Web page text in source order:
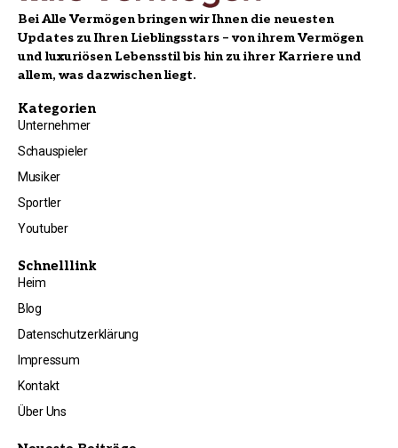
Bei Alle Vermögen bringen wir Ihnen die neuesten
Updates zu Ihren Lieblingsstars – von ihrem Vermögen
und luxuriösen Lebensstil bis hin zu ihrer Karriere und
allem, was dazwischen liegt.
Kategorien
Unternehmer
Schauspieler
Musiker
Sportler
Youtuber
Schnelllink
Heim
Blog
Datenschutzerklärung
Impressum
Kontakt
Über Uns